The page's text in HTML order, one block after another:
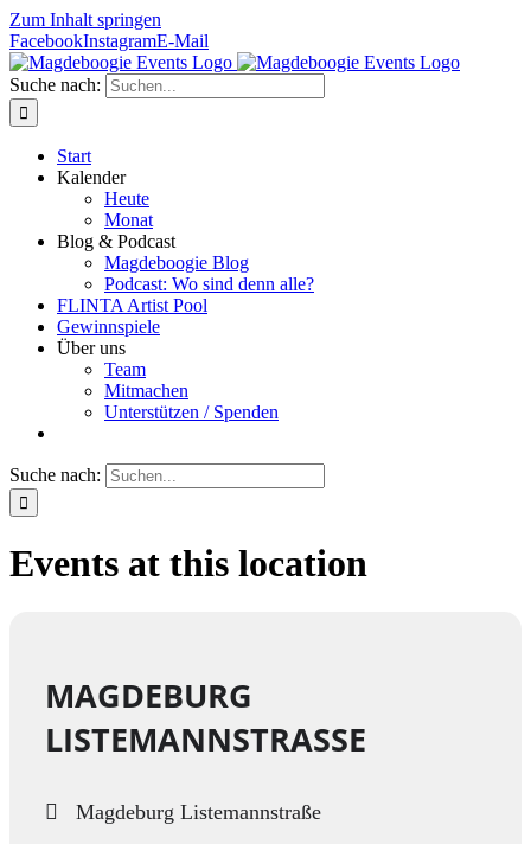
Zum Inhalt springen
FacebookInstagramE-Mail
Suche nach:
Start
Kalender
Heute
Monat
Blog & Podcast
Magdeboogie Blog
Podcast: Wo sind denn alle?
FLINTA Artist Pool
Gewinnspiele
Über uns
Team
Mitmachen
Unterstützen / Spenden
Suche nach:
Events at this location
MAGDEBURG
LISTEMANNSTRASSE
Magdeburg Listemannstraße